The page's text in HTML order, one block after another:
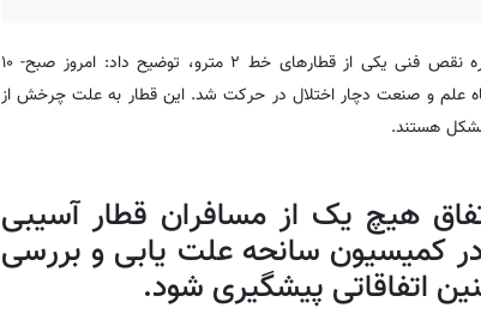
فرنوش نوبخت درباره نقص فنی یکی از قطارهای خط ۲ مترو، توضیح داد: امروز صبح- ۱۰
قطارها در ایستگاه علم و صنعت دچار اختلال در حرکت شد. این قطار به علت چرخش از
هستند.
هیچ یک از مسافران قطار آسیبی
در کمیسیون سانحه علت یابی و بررسی
اتفاقاتی پیشگیری شود.